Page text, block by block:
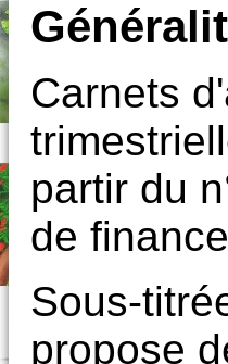
Carnets
partir du
de
Sous-
propose